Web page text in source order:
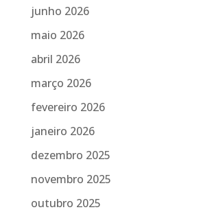
junho 2026
maio 2026
abril 2026
março 2026
fevereiro 2026
janeiro 2026
dezembro 2025
novembro 2025
outubro 2025